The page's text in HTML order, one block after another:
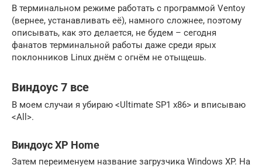
В терминальном режиме работать с программой Ventoy
(вернее, устанавливать её), намного сложнее, поэтому
описывать, как это делается, не будем – сегодня
фанатов терминальной работы даже среди ярых
поклонников Linux днём с огнём не отыщешь.
Виндоус 7 все
В моем случаи я убираю <Ultimate SP1 x86> и вписываю
<All>.
Виндоус XP Home
Затем переименуем название загрузчика Windows XP. На